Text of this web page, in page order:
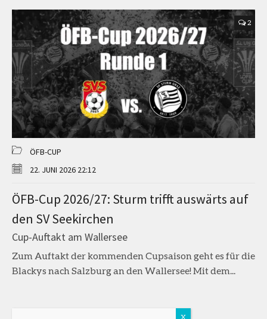
2
ÖFB-CUP
22. JUNI 2026 22:12
ÖFB-Cup 2026/27: Sturm trifft auswärts auf
den SV Seekirchen
Cup-Auftakt am Wallersee
Zum Auftakt der kommenden Cupsaison geht es für die
Blackys nach Salzburg an den Wallersee! Mit dem...